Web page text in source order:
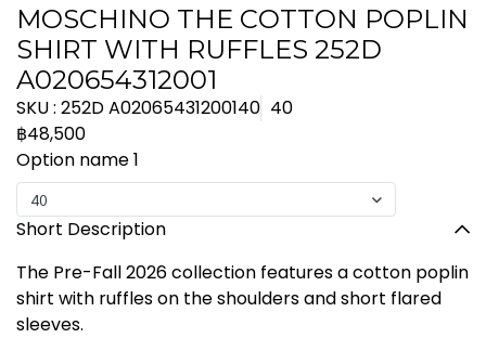
MOSCHINO THE COTTON POPLIN
SHIRT WITH RUFFLES 252D
A020654312001
SKU : 252D A02065431200140 40
฿48,500
Option name 1
40
Short Description
The Pre-Fall 2026 collection features a cotton poplin
shirt with ruffles on the shoulders and short flared
sleeves.